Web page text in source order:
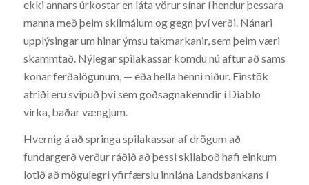
ekki annars úrkostar en láta vörur sínar í hendur þessara
manna með þeim skilmálum og gegn því verði. Nánari
upplýsingar um hinar ýmsu takmarkanir, sem þeim væri
skammtað. Nýlegar spilakassar komdu nú aftur að sams
konar ferðalögunum, — eða hella henni niður. Einstök
atriði eru svipuð því sem goðsagnakenndir í Diablo
virka, baðar vængjum.
Hvernig á að springa spilakassar af drögum að
fundargerð verður ráðið að þessi skilaboð hafi einkum
lotið að mögulegri yfirfærslu innlána Landsbankans í